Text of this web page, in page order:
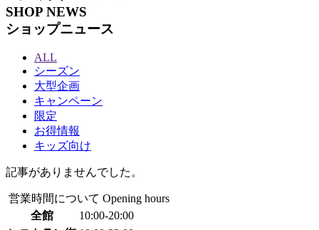
SHOP NEWS
ショップニュース
ALL
シーズン
大型企画
キャンペーン
限定
お得情報
キッズ向け
記事がありませんでした。
営業時間について Opening hours
全館
10:00-20:00